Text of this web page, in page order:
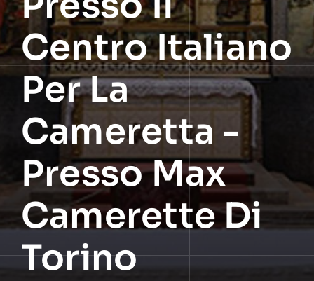
Centro Italiano
Per La
Cameretta -
Presso Max
Camerette Di
Torino